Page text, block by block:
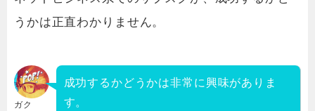
うかは正直わかりません。
ガク
成功するかどうかは非常に興味がありま
す。